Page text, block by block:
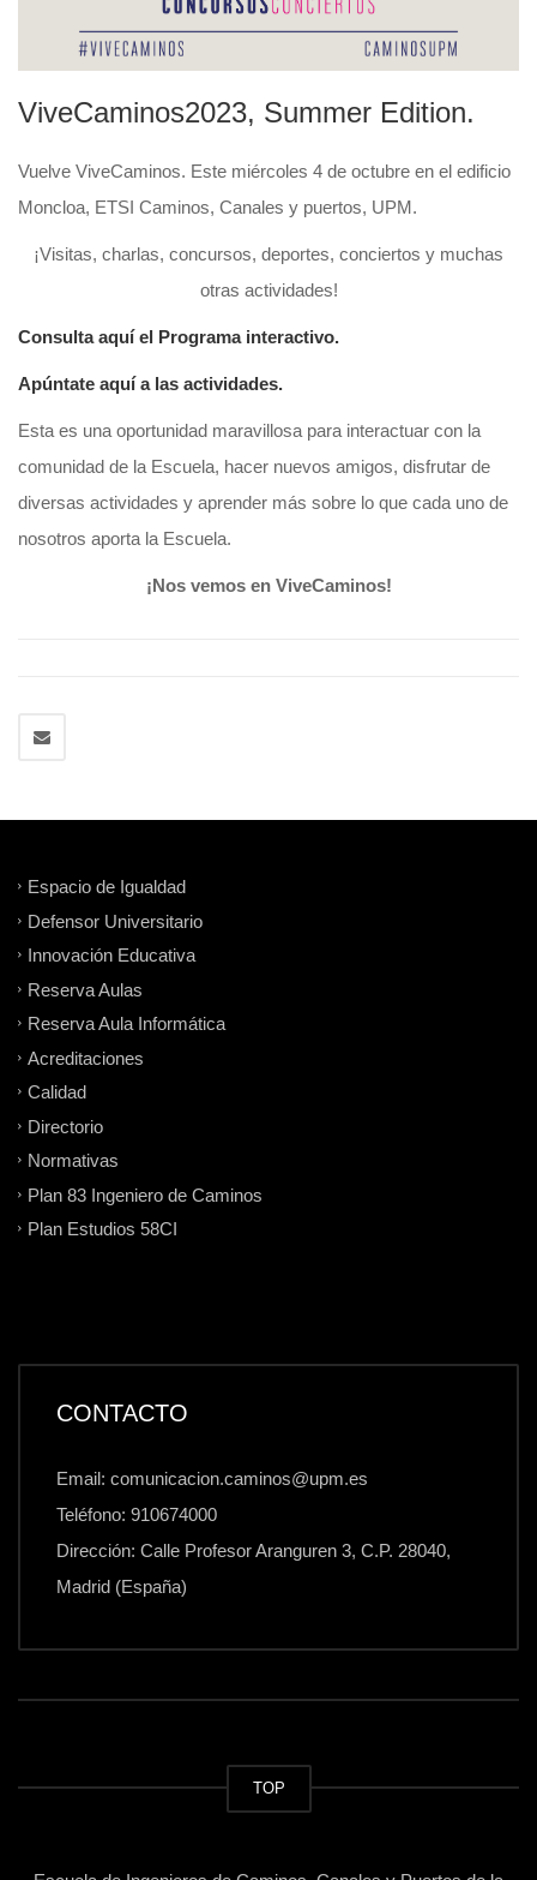
ViveCaminos2023, Summer Edition.
Vuelve ViveCaminos. Este miércoles 4 de octubre en el edificio
Moncloa, ETSI Caminos, Canales y puertos, UPM.
¡Visitas, charlas, concursos, deportes, conciertos y muchas
otras actividades!
Consulta aquí el Programa interactivo.
Apúntate aquí a las actividades.
Esta es una oportunidad maravillosa para interactuar con la
comunidad de la Escuela, hacer nuevos amigos, disfrutar de
diversas actividades y aprender más sobre lo que cada uno de
nosotros aporta la Escuela.
¡Nos vemos en ViveCaminos!
Espacio de Igualdad
Defensor Universitario
Innovación Educativa
Reserva Aulas
Reserva Aula Informática
Acreditaciones
Calidad
Directorio
Normativas
Plan 83 Ingeniero de Caminos
Plan Estudios 58CI
CONTACTO
Email: comunicacion.caminos@upm.es
Teléfono: 910674000
Dirección: Calle Profesor Aranguren 3, C.P. 28040,
Madrid (España)
TOP